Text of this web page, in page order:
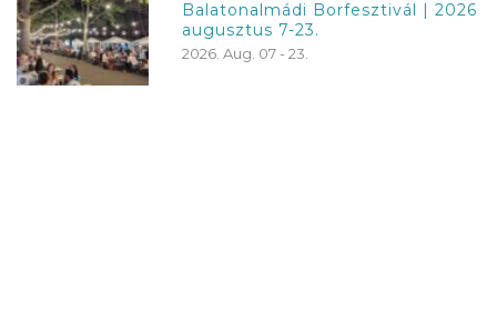
Balatonalmádi Borfesztivál | 2026
augusztus 7-23.
2026. Aug. 07 - 23.